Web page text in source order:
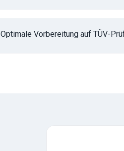
Optimale Vorbereitung auf TÜV-